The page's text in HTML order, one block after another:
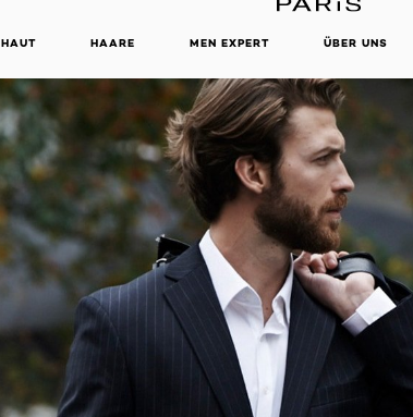
HAUT HAARE MEN EXPERT ÜBER UNS